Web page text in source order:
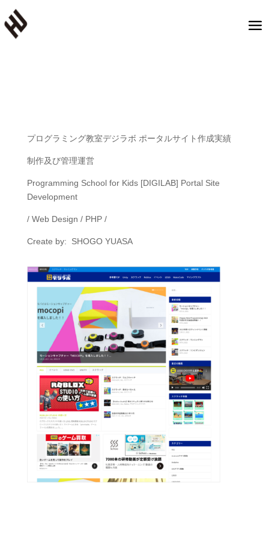
プログラミング教室デジラボ ポータルサイト作成実績
制作及び管理運営
Programming School for Kids [DIGILAB] Portal Site
Development
/ Web Design / PHP /
Create by: SHOGO YUASA